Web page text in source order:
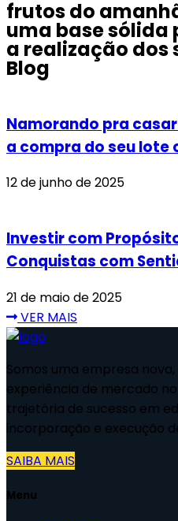
frutos do
uma base sólida
a realização dos
Blog
Namorando pra
a compra do seu lote
12 de junho de 2025
Investir com
Conquistas com
21 de maio de 2025
VER MAIS
Somos uma empresa
experiência de mercado
trajetória de sucesso em
incorporação e execução
SAIBA MAIS
Menu